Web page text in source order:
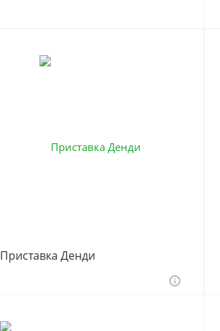
Приставка Денди